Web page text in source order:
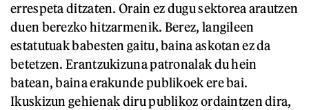
errespeta ditzaten. Orain ez dugu sektorea arautzen
duen berezko hitzarmenik. Berez, langileen
estatutuak babesten gaitu, baina askotan ez da
betetzen. Erantzukizuna patronalak du hein
batean, baina erakunde publikoek ere bai.
Ikuskizun gehienak diru publikoz ordaintzen dira,